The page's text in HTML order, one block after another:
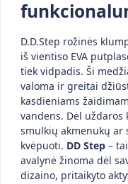
D.D.Step rožinės
iš vientiso EVA
tiek vidpadis. Ši
valoma ir greitai
kasdieniams
vandens. Dėl
smulkių akmenukų ar
kvėpuoti. DD Step –
avalynė žinoma dėl
dizaino, pritaikyto